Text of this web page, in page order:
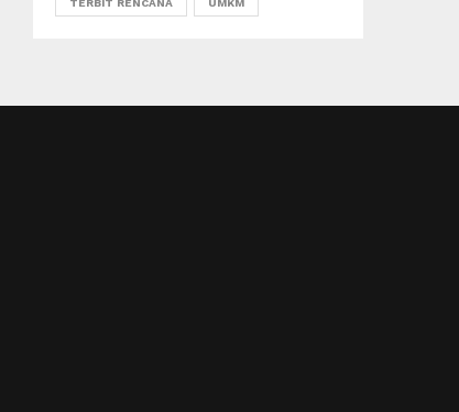
TERBIT RENCANA UMKM